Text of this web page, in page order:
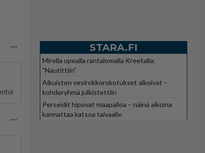
STARA.FI
Mirella upealla rantalomalla Kreetalla:
”Nautittiin”
Aikuisten vesirokkorokotukset alkoivat –
kohderyhmä julkistettiin
Perseidit hipovat maapalloa – näinä aikoina
kannattaa katsoa taivaalle